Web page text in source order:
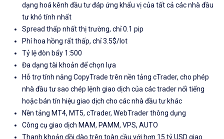
dạng hoá kênh đầu tư đáp ứng khẩu vị của tất cả các nhà đầu
tư khó tính nhất
Spread thấp nhất thị trường, chỉ 0.1 pip
Phí hoa hồng rất thấp, chỉ 3.5$/lot
Tỷ lệ đòn bẩy 1:500
Đa dạng tài khoản để chọn lựa
Hỗ trợ tính năng CopyTrade trên nền tảng cTrader, cho phép
nhà đầu tư sao chép lệnh giao dịch của các trader nổi tiếng
hoặc bán tín hiệu giao dịch cho các nhà đầu tư khác
Nền tảng MT4, MT5, cTrader, WebTrader thông dụng
Công cụ giao dịch MAM, PAMM, VPS, AUTO
Thanh khoản dồi dào trên toàn cầu với hơn 15 tỷ USD giao